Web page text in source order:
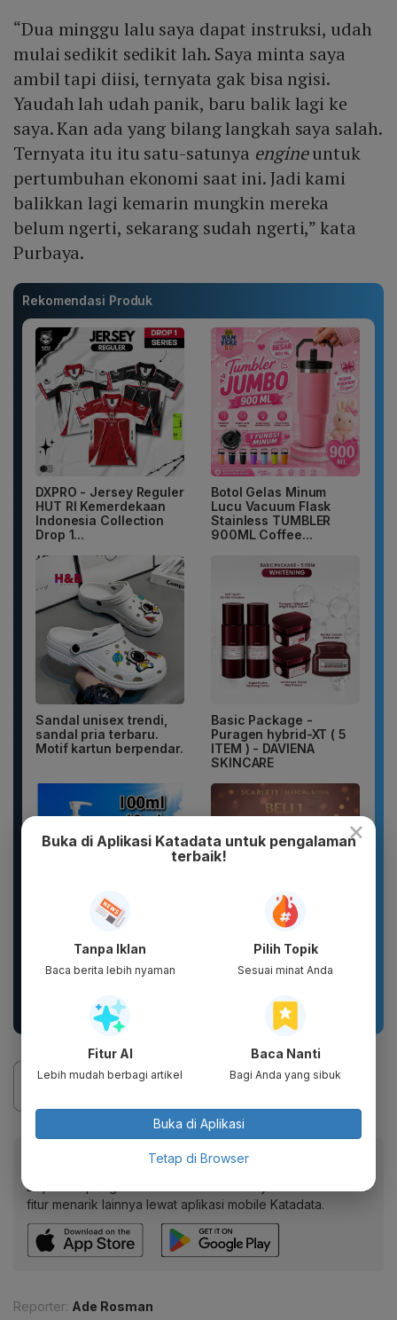
“Dua minggu lalu saya dapat instruksi, udah
mulai sedikit sedikit lah. Saya minta saya
ambil tapi diisi, ternyata gak bisa ngisi.
Yaudah lah udah panik, baru balik lagi ke
saya. Kan ada yang bilang langkah saya salah.
Ternyata itu itu satu-satunya engineuntuk
pertumbuhan ekonomi saat ini. Jadi kami
balikkan lagi kemarin mungkin mereka
belum ngerti, sekarang sudah ngerti,” kata
Purbaya.
Rekomendasi Produk
DXPRO - Jersey Reguler
HUT RI Kemerdekaan
Indonesia Collection
Drop 1...
Botol Gelas Minum
Lucu Vacuum Flask
Stainless TUMBLER
900ML Coffee...
Sandal unisex trendi,
sandal pria terbaru.
Motif kartun berpendar.
Basic Package -
Puragen hybrid-XT ( 5
ITEM ) - DAVIENA
SKINCARE
WHITE INC Alpha Glow
White Body Lotion
Whitening &
DIKIRIM 2 BOTOL
PARFUM SCARLETT
PARFUM WANITA
Baca artikel ini lewat aplikasi mobile.
Dapatkan pengalaman membaca lebih nyaman dan nikmati
fitur menarik lainnya lewat aplikasi mobile Katadata.
Reporter: Ade Rosman
×
Buka di Aplikasi Katadata untuk pengalaman
terbaik!
Tanpa Iklan
Baca berita lebih nyaman
Pilih Topik
Sesuai minat Anda
Fitur AI
Lebih mudah berbagi artikel
Baca Nanti
Bagi Anda yang sibuk
Buka di Aplikasi
Tetap di Browser